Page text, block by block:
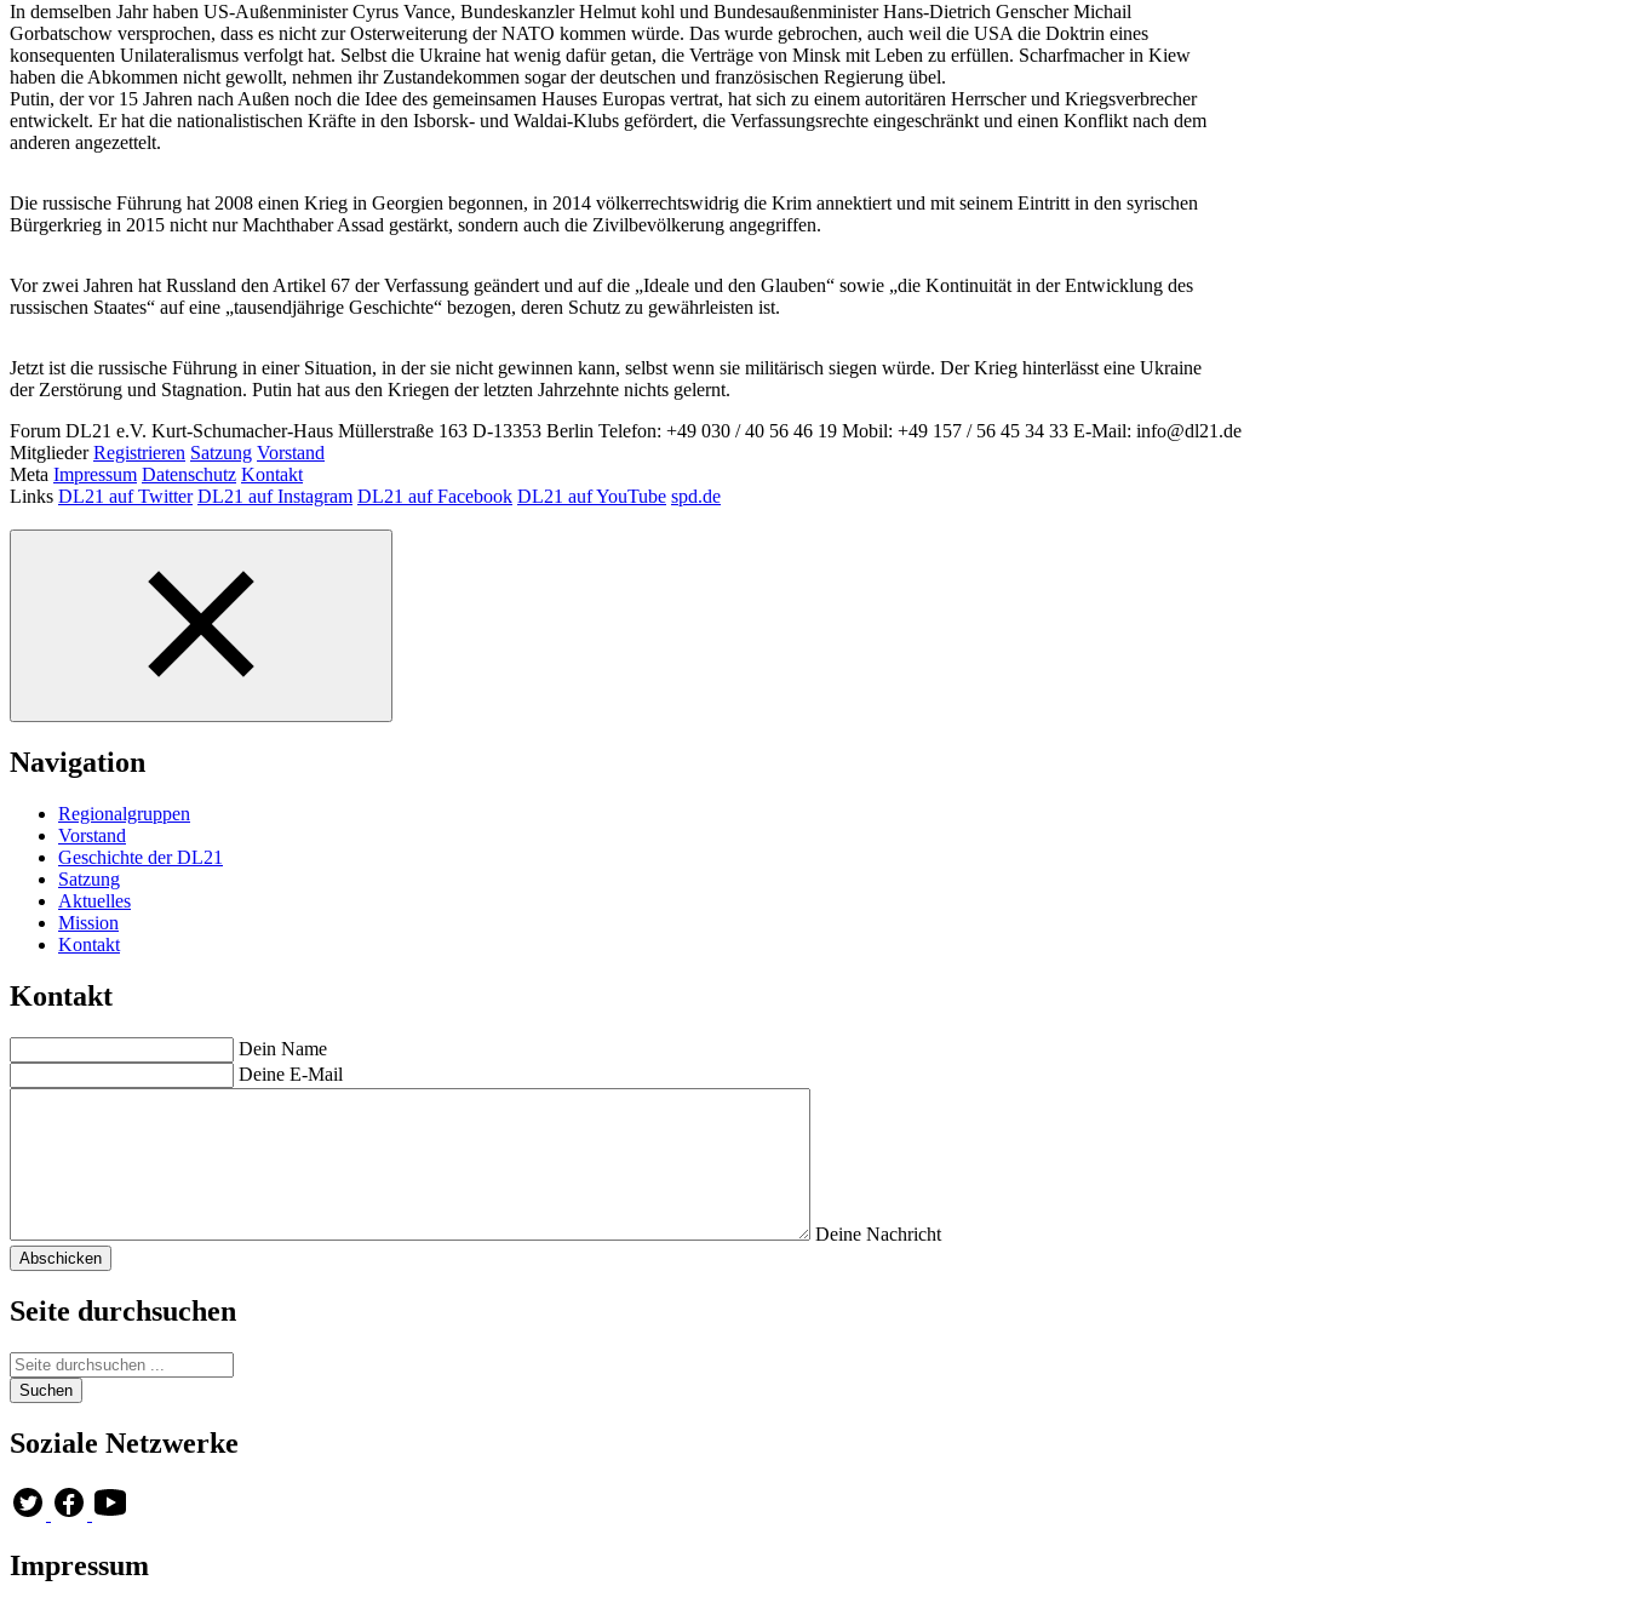
In demselben Jahr haben US-Außenminister Cyrus Vance, Bundeskanzler Helmut kohl und Bundesaußenminister Hans-Dietrich Genscher Michail
Gorbatschow versprochen, dass es nicht zur Osterweiterung der NATO kommen würde. Das wurde gebrochen, auch weil die USA die Doktrin eines
konsequenten Unilateralismus verfolgt hat. Selbst die Ukraine hat wenig dafür getan, die Verträge von Minsk mit Leben zu erfüllen. Scharfmacher in Kiew
haben die Abkommen nicht gewollt, nehmen ihr Zustandekommen sogar der deutschen und französischen Regierung übel.
Putin, der vor 15 Jahren nach Außen noch die Idee des gemeinsamen Hauses Europas vertrat, hat sich zu einem autoritären Herrscher und Kriegsverbrecher
entwickelt. Er hat die nationalistischen Kräfte in den Isborsk- und Waldai-Klubs gefördert, die Verfassungsrechte eingeschränkt und einen Konflikt nach dem
anderen angezettelt.
Die russische Führung hat 2008 einen Krieg in Georgien begonnen, in 2014 völkerrechtswidrig die Krim annektiert und mit seinem Eintritt in den syrischen
Bürgerkrieg in 2015 nicht nur Machthaber Assad gestärkt, sondern auch die Zivilbevölkerung angegriffen.
Vor zwei Jahren hat Russland den Artikel 67 der Verfassung geändert und auf die „Ideale und den Glauben“ sowie „die Kontinuität in der Entwicklung des
russischen Staates“ auf eine „tausendjährige Geschichte“ bezogen, deren Schutz zu gewährleisten ist.
Jetzt ist die russische Führung in einer Situation, in der sie nicht gewinnen kann, selbst wenn sie militärisch siegen würde. Der Krieg hinterlässt eine Ukraine
der Zerstörung und Stagnation. Putin hat aus den Kriegen der letzten Jahrzehnte nichts gelernt.
Forum DL21 e.V. Kurt-Schumacher-Haus Müllerstraße 163 D-13353 Berlin Telefon: +49 030 / 40 56 46 19 Mobil: +49 157 / 56 45 34 33 E-Mail: info@dl21.de
Mitglieder Registrieren Satzung Vorstand
Meta Impressum Datenschutz Kontakt
Links DL21 auf Twitter DL21 auf Instagram DL21 auf Facebook DL21 auf YouTube spd.de
Navigation
Regionalgruppen
Vorstand
Geschichte der DL21
Satzung
Aktuelles
Mission
Kontakt
Kontakt
Dein Name
Deine E-Mail
Deine Nachricht
Seite durchsuchen
Soziale Netzwerke
Impressum